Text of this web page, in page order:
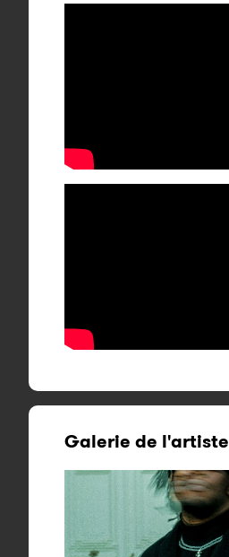
Galerie de l'artiste